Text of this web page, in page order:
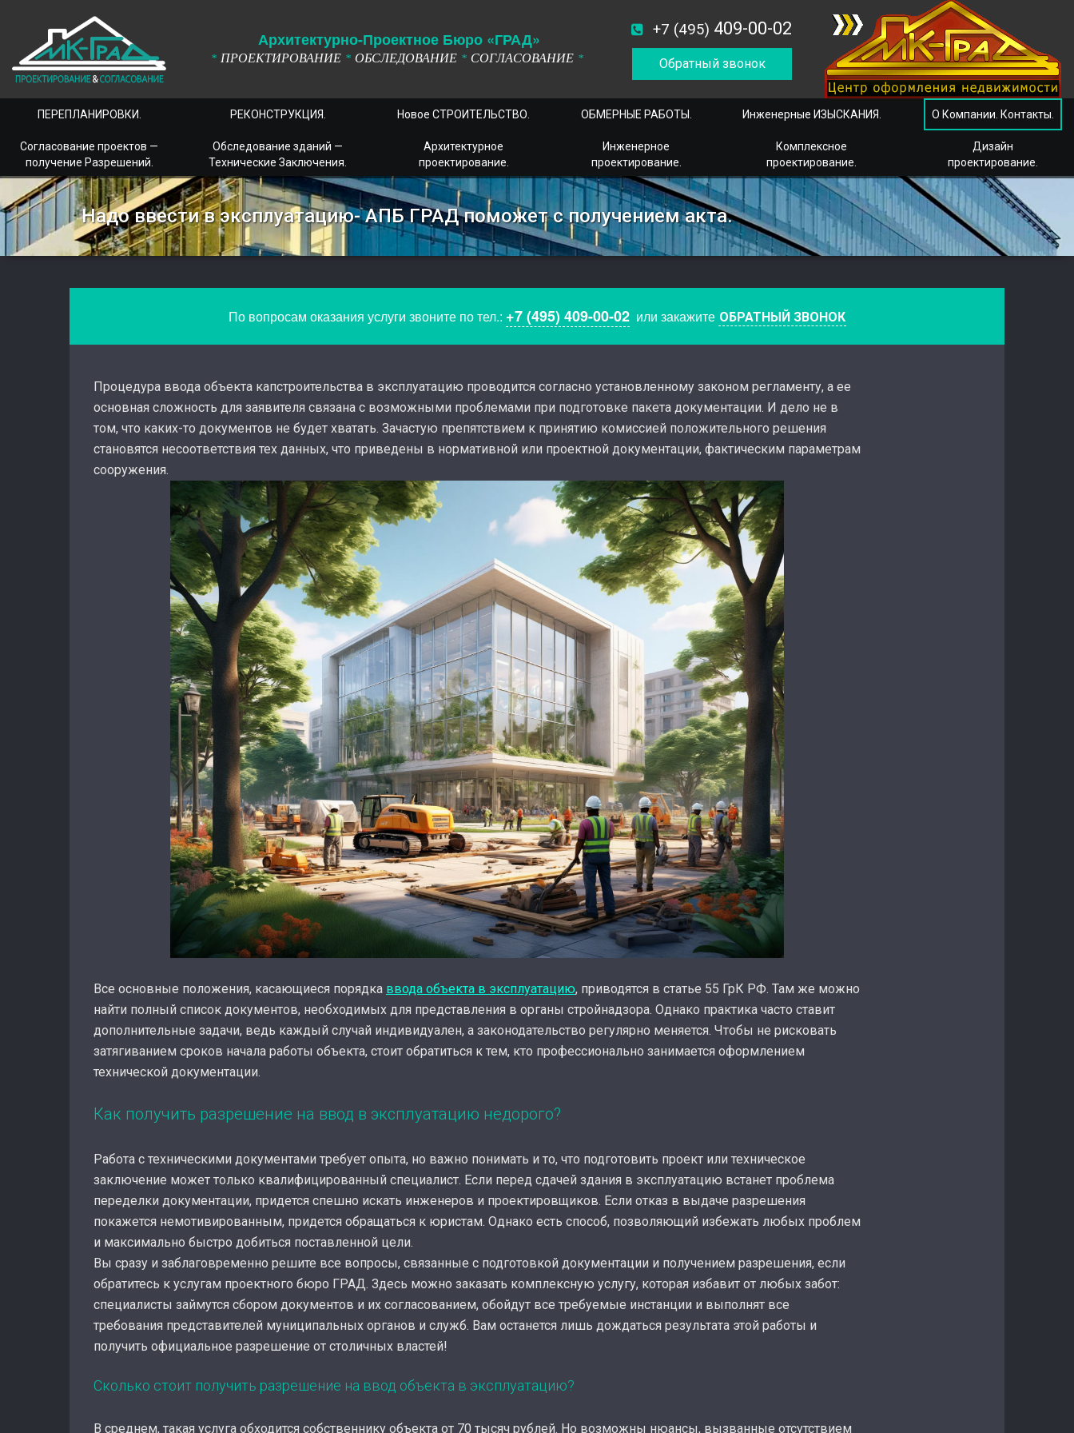
Архитектурно-Проектное Бюро «ГРАД»
* ПРОЕКТИРОВАНИЕ * ОБСЛЕДОВАНИЕ * СОГЛАСОВАНИЕ *
+7 (495) 409-00-02
Обратный звонок
ПЕРЕПЛАНИРОВКИ. РЕКОНСТРУКЦИЯ. Новое СТРОИТЕЛЬСТВО. ОБМЕРНЫЕ РАБОТЫ. Инженерные ИЗЫСКАНИЯ. О Компании. Контакты.
Согласование проектов —
получение Разрешений.
Обследование зданий —
Технические Заключения.
Архитектурное
проектирование.
Инженерное
проектирование.
Комплексное
проектирование.
Дизайн
проектирование.
Надо ввести в эксплуатацию- АПБ ГРАД поможет с получением акта.
По вопросам оказания услуги звоните по тел.: +7 (495) 409-00-02или закажите ОБРАТНЫЙ ЗВОНОК
Процедура ввода объекта капстроительства в эксплуатацию проводится согласно установленному законом регламенту, а ее
основная сложность для заявителя связана с возможными проблемами при подготовке пакета документации. И дело не в
том, что каких-то документов не будет хватать. Зачастую препятствием к принятию комиссией положительного решения
становятся несоответствия тех данных, что приведены в нормативной или проектной документации, фактическим параметрам
сооружения.
Все основные положения, касающиеся порядка ввода объекта в эксплуатацию, приводятся в статье 55 ГрК РФ. Там же можно
найти полный список документов, необходимых для представления в органы стройнадзора. Однако практика часто ставит
дополнительные задачи, ведь каждый случай индивидуален, а законодательство регулярно меняется. Чтобы не рисковать
затягиванием сроков начала работы объекта, стоит обратиться к тем, кто профессионально занимается оформлением
технической документации.
Как получить разрешение на ввод в эксплуатацию недорого?
Работа с техническими документами требует опыта, но важно понимать и то, что подготовить проект или техническое
заключение может только квалифицированный специалист. Если перед сдачей здания в эксплуатацию встанет проблема
переделки документации, придется спешно искать инженеров и проектировщиков. Если отказ в выдаче разрешения
покажется немотивированным, придется обращаться к юристам. Однако есть способ, позволяющий избежать любых проблем
и максимально быстро добиться поставленной цели.
Вы сразу и заблаговременно решите все вопросы, связанные с подготовкой документации и получением разрешения, если
обратитесь к услугам проектного бюро ГРАД. Здесь можно заказать комплексную услугу, которая избавит от любых забот:
специалисты займутся сбором документов и их согласованием, обойдут все требуемые инстанции и выполнят все
требования представителей муниципальных органов и служб. Вам останется лишь дождаться результата этой работы и
получить официальное разрешение от столичных властей!
Сколько стоит получить разрешение на ввод объекта в эксплуатацию?
В среднем, такая услуга обходится собственнику объекта от 70 тысяч рублей. Но возможны нюансы, вызванные отсутствием